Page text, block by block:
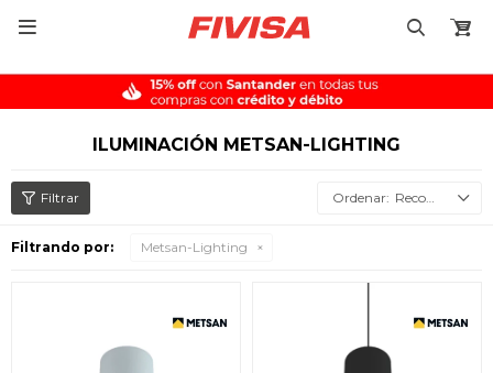

ILUMINACIÓN METSAN-LIGHTING
Recomendados
Filtrando por: Metsan-Lighting